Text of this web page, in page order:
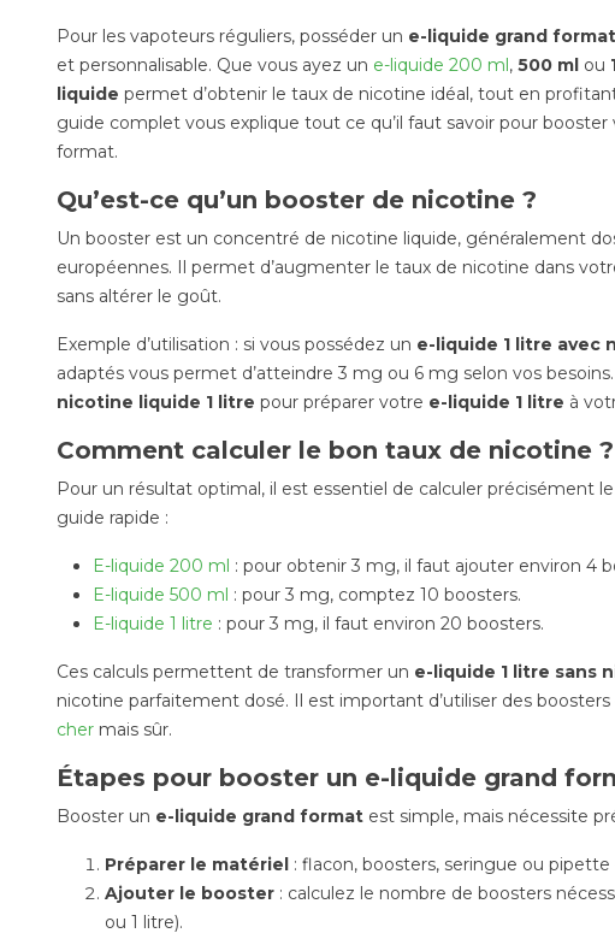
UWELL Caliburn G3 Pro
: Le Pod Compact 35W
Haute Performance
vues
Le UWELL Caliburn G3 Pro
alliant compacité et
performance. Avec son écran
OLED intuitif,...
Lire la suite
PLF 2026 : coup de
l’article 23, la
régulation de la vape
abandonnée après le
49.3
980vues
Le Projet de Loi de Finances
(PLF) pour 2026 a connu un
retournement de situation
le...
1er
déjà
Le
prix
Pour les vapoteurs réguliers, posséder un e-liquide grand
et personnalisable. Que vous ayez un e-liquide 200 ml, 500 ml ou
liquide permet d’obtenir le taux de nicotine idéal, tout en
guide complet vous explique tout ce qu’il faut savoir pour booster
format.
Qu’est-ce qu’un booster de nicotine ?
Un booster est un concentré de nicotine liquide, généralement
européennes. Il permet d’augmenter le taux de nicotine dans
sans altérer le goût.
Exemple d’utilisation : si vous possédez un e-liquide 1 litre avec
adaptés vous permet d’atteindre 3 mg ou 6 mg selon vos
nicotine liquide 1 litre pour préparer votre e-liquide 1 litre à
Comment calculer le bon taux de nicotine ?
Pour un résultat optimal, il est essentiel de calculer précisément
guide rapide :
E-liquide 200 ml : pour obtenir 3 mg, il faut ajouter environ 4
E-liquide 500 ml : pour 3 mg, comptez 10 boosters.
E-liquide 1 litre : pour 3 mg, il faut environ 20 boosters.
Ces calculs permettent de transformer un e-liquide 1 litre sans
nicotine parfaitement dosé. Il est important d’utiliser des
cher mais sûr.
Étapes pour booster un e-liquide grand
Booster un e-liquide grand format est simple, mais nécessite
Préparer le matériel : flacon, boosters, seringue ou pipette
Ajouter le booster : calculez le nombre de boosters
ou 1 litre).